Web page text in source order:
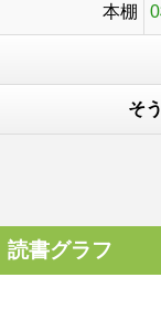
本棚
そ
読書グラフ